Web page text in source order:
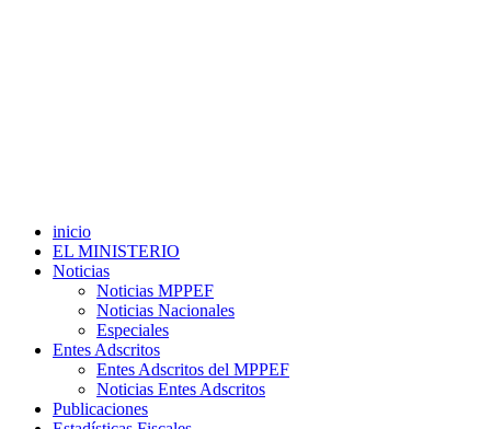
inicio
EL MINISTERIO
Noticias
Noticias MPPEF
Noticias Nacionales
Especiales
Entes Adscritos
Entes Adscritos del MPPEF
Noticias Entes Adscritos
Publicaciones